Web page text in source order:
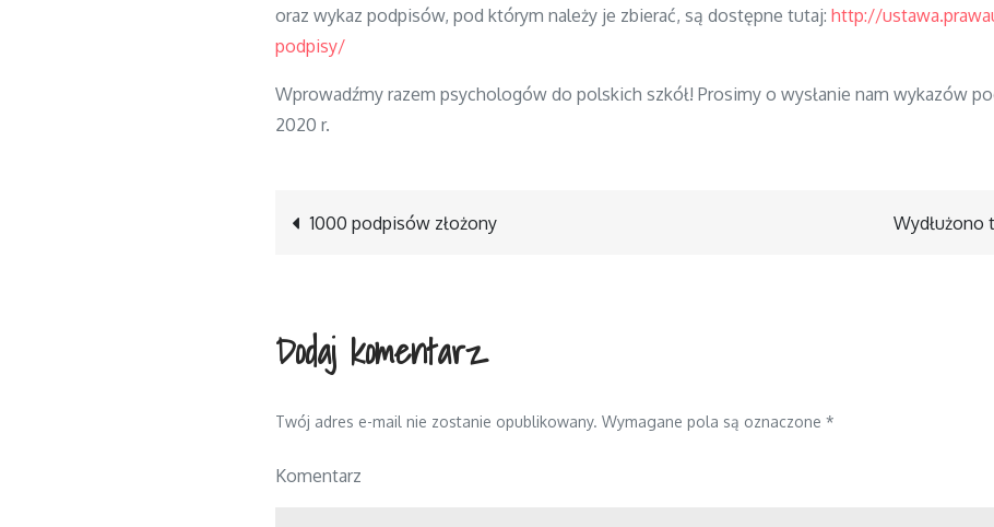
oraz wykaz podpisów, pod którym należy je zbierać, są dostępne tutaj: http://
podpisy/
Wprowadźmy razem psychologów do polskich szkół! Prosimy o wysłanie nam wykazów
2020 r.
Nawigacja
wpisu
1000 podpisów złożony Wydłużono
Dodaj komentarz
Twój adres e-mail nie zostanie opublikowany. Wymagane pola są oznaczone *
Komentarz